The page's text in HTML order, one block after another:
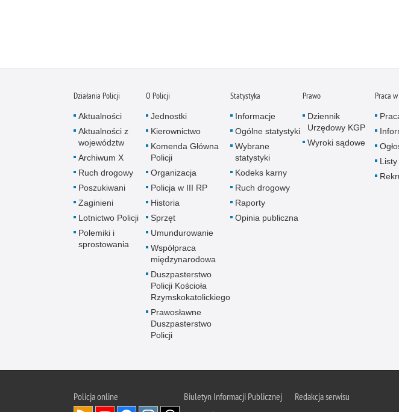
Działania Policji
Aktualności
Aktualności z
województw
Archiwum X
Ruch drogowy
Poszukiwani
Zaginieni
Lotnictwo Policji
Polemiki i
sprostowania
O Policji
Jednostki
Kierownictwo
Komenda Główna
Policji
Organizacja
Policja w III RP
Historia
Sprzęt
Umundurowanie
Współpraca
międzynarodowa
Duszpasterstwo
Policji Kościoła
Rzymskokatolickiego
Prawosławne
Duszpasterstwo
Policji
Statystyka
Informacje
Ogólne statystyki
Wybrane
statystyki
Kodeks karny
Ruch drogowy
Raporty
Opinia publiczna
Prawo
Dziennik
Urzędowy KGP
Wyroki sądowe
Praca
Policjaonline Biuletyn Informacji Publicznej
Redakcja serwisu